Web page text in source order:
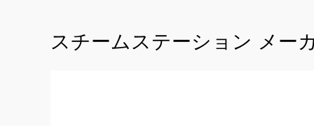
スチームステーション メー